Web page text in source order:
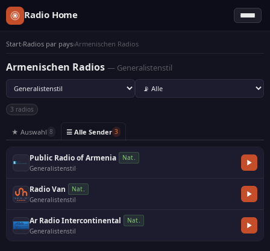
Radio Home
Start›Radios par pays›Armenischen Radios
Armenischen Radios — Generalistenstil
3 radios
★ Auswahl 8 ☰ Alle Sender 3
Public Radio of Armenia
Nat.
Generalistenstil·
Radio Van
Nat.
Generalistenstil·
Ar Radio Intercontinental
Nat.
Generalistenstil